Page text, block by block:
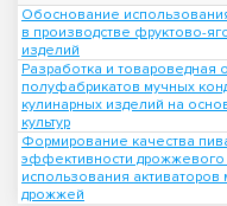
Обоснование
в производстве фруктово-
изделий
Разработка и товароведная
полуфабрикатов мучных
кулинарных изделий на
культур
Формирование качества
эффективности дрожжевого
использования
дрожжей